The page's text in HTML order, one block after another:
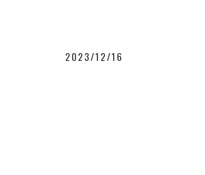
2023/12/16